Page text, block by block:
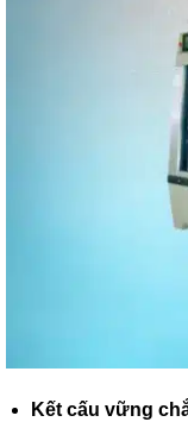
Kết cấu vững